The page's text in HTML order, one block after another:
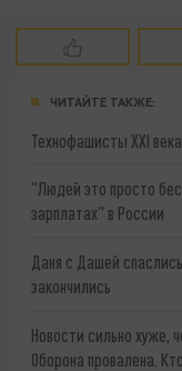
ЧИТАЙТЕ ТАКЖЕ:
Технофашисты XXI века
"Людей это просто
зарплатах" в России
Даня с Дашей
закончились
Новости сильно хуже,
Оборона провалена.